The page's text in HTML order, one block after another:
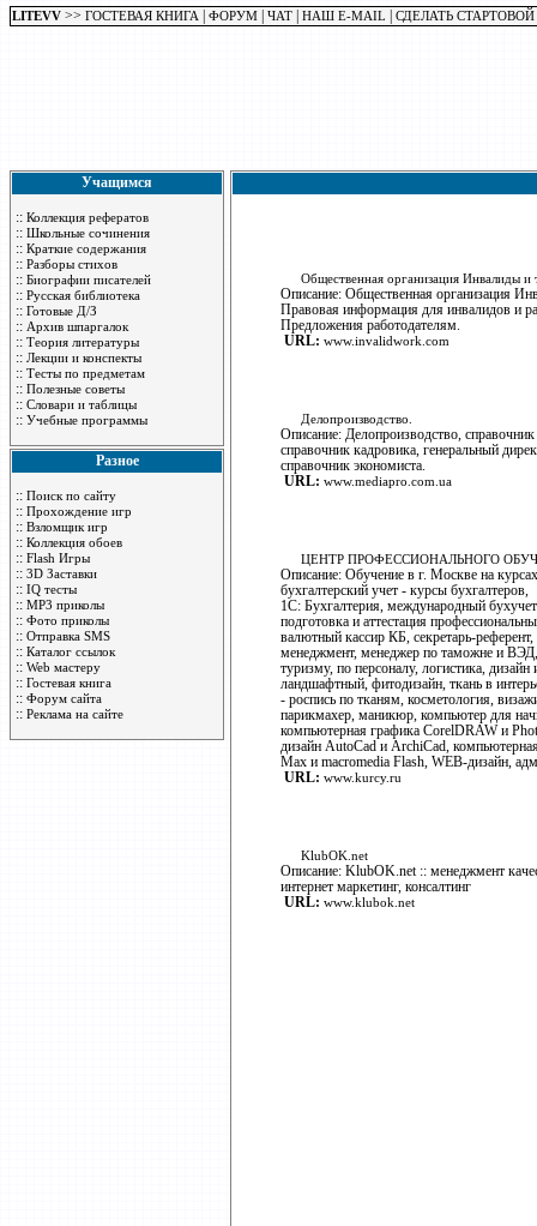
LITEVV >> ГОСТЕВАЯ КНИГА ФОРУМ ЧАТ НАШ E-MAIL СДЕЛАТЬ СТАРТОВОЙ
Учащимся
:: Коллекция рефератов
:: Школьные сочинения
:: Краткие содержания
:: Разборы стихов
:: Биографии писателей
:: Русская библиотека
:: Готовые Д/З
:: Архив шпаргалок
:: Теория литературы
:: Лекции и конспекты
:: Тесты по предметам
:: Полезные советы
:: Словари и таблицы
:: Учебные программы
Разное
:: Поиск по сайту
:: Прохождение игр
:: Взломщик игр
:: Коллекция обоев
:: Flash Игры
:: 3D Заставки
:: IQ тесты
:: MP3 приколы
:: Фото приколы
:: Отправка SMS
:: Каталог ссылок
:: Web мастеру
:: Гостевая книга
:: Форум сайта
:: Реклама на сайте
Общественная организация Инвалиды и
Описание: Общественная организация
Правовая информация для инвалидов и
Предложения работодателям.
URL: www.invalidwork.com
Делопроизводство.
Описание: Делопроизводство,
справочник кадровика, генеральный
справочник экономиста.
URL: www.mediapro.com.ua
ЦЕНТР ПРОФЕССИОНАЛЬНОГО
Описание: Обучение в г. Москве на
бухгалтерский учет - курсы бухгалтеров,
1С: Бухгалтерия, международный
подготовка и аттестация
валютный кассир КБ, секретарь-референт,
менеджмент, менеджер по таможне и
туризму, по персоналу, логистика, дизайн
ландшафтный, фитодизайн, ткань в
- роспись по тканям, косметология,
парикмахер, маникюр, компьютер для
компьютерная графика CorelDRAW и
дизайн AutoCad и ArchiCad,
Max и macromedia Flash, WEB-дизайн,
URL: www.kurcy.ru
KlubOK.net
Описание: KlubOK.net :: менеджмент
интернет маркетинг, консалтинг
URL: www.klubok.net